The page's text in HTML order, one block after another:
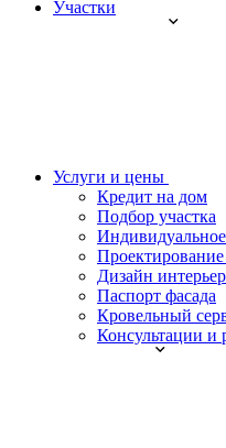
Участки
Услуги и цены
Кредит на дом
Подбор участка
Дизайн
Паспорт фасада
Кровельный
Консультации и